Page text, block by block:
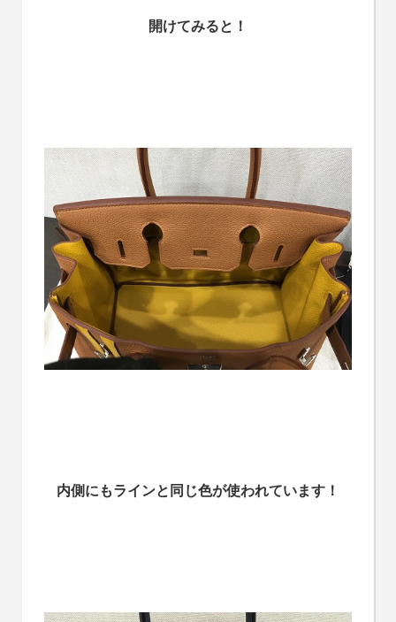
開けてみると！
内側にもラインと同じ色が使われています！